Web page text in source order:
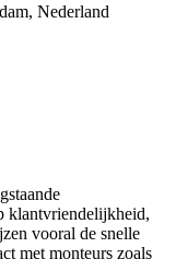
Nederland
klantvriendelijkheid,
vooral de snelle
met monteurs zoals